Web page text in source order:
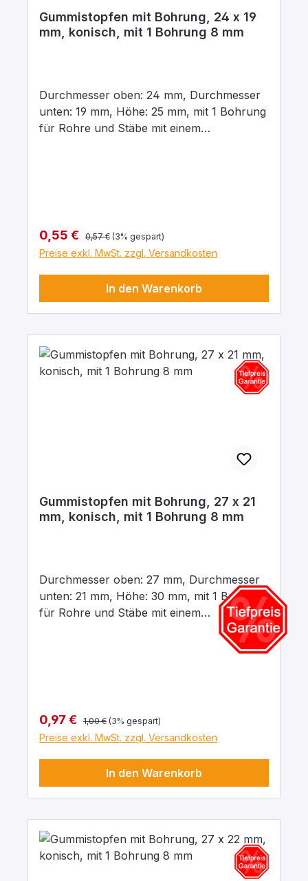
Gummistopfen mit Bohrung, 24 x 19
mm, konisch, mit 1 Bohrung 8 mm
Durchmesser oben: 24 mm, Durchmesser
unten: 19 mm, Höhe: 25 mm, mit 1 Bohrung
für Rohre und Stäbe mit einem
Verkaufspreis:
0,55 € Regulärer Preis:
0,57 € (3% gespart)
Preise exkl. MwSt. zzgl. Versandkosten
In den Warenkorb
Gummistopfen mit Bohrung, 27 x 21
mm, konisch, mit 1 Bohrung 8 mm
Durchmesser oben: 27 mm, Durchmesser
unten: 21 mm, Höhe: 30 mm, mit 1 Bohrung
für Rohre und Stäbe mit einem
Aussendurchmesser von 8 mm In para
grau, aus elastischem Naturgummi, gute
Verkaufspreis:
0,97 € Regulärer Preis:
1,00 € (3% gespart)
Preise exkl. MwSt. zzgl. Versandkosten
In den Warenkorb